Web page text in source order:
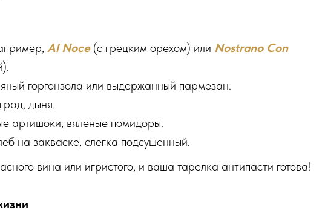
Al Noce(с грецким орехом) или Nostrano Con
горгонзола или выдержанный пармезан.
дыня.
артишоки, вяленые помидоры.
на закваске, слегка подсушенный.
вина или игристого, и ваша тарелка антипасти готова!